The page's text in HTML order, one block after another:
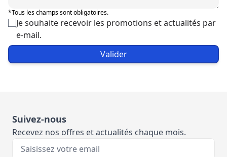
*Tous les champs sont obligatoires.
Je souhaite recevoir les promotions et actualités par
e-mail.
Valider
Suivez-nous
Recevez nos offres et actualités chaque mois.